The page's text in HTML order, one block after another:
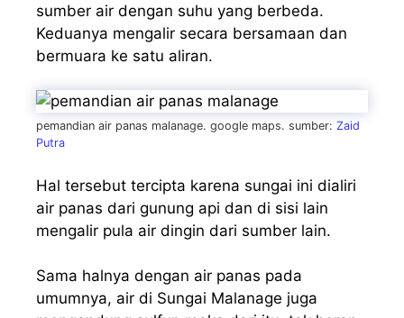
sumber air dengan suhu yang berbeda.
Keduanya mengalir secara bersamaan dan
bermuara ke satu aliran.
pemandian air panas malanage. google maps. sumber: Zaid
Putra
Hal tersebut tercipta karena sungai ini dialiri
air panas dari gunung api dan di sisi lain
mengalir pula air dingin dari sumber lain.
Sama halnya dengan air panas pada
umumnya, air di Sungai Malanage juga